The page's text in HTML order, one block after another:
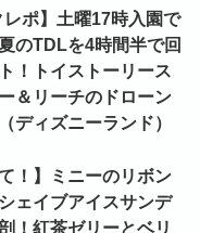
レポ】土曜17時入園で
のTDLを4時間半で回
！トイストーリース
＆リーチのドローン
ディズニーランド）
！】ミニーのリボン
ェイブアイスサンデ
！紅茶ゼリーとベリ